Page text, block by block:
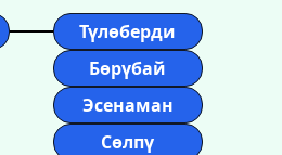
Түлөберди
Бөрүбай
Эсенаман
Сөлпү